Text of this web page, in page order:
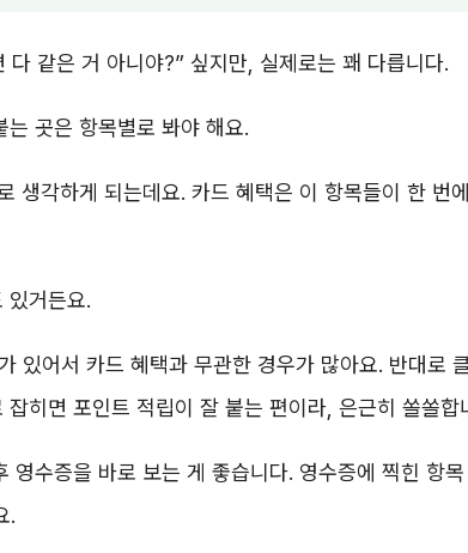
같은 거 아니야?” 싶지만, 실제로는 꽤 다릅니다.
곳은 항목별로 봐야 해요.
생각하게 되는데요. 카드 혜택은 이 항목들이 한 번
있거든요.
있어서 카드 혜택과 무관한 경우가 많아요. 반대로
히면 포인트 적립이 잘 붙는 편이라, 은근히 쏠쏠합
수증을 바로 보는 게 좋습니다. 영수증에 찍힌 항목
.